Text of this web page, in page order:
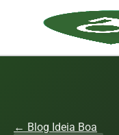
← Blog Ideia Boa